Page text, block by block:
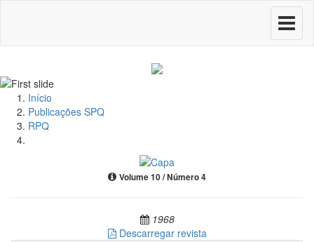
Toggle
Início
Publicações SPQ
RPQ
Volume 10 / Número 4
1968
Descarregar revista